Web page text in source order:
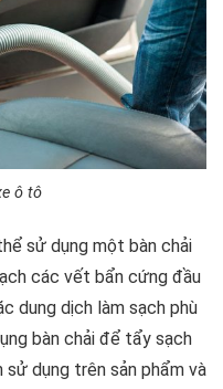
ô tô
sử dụng một bàn chải
các vết bẩn cứng đầu
dung dịch làm sạch phù
bàn chải để tẩy sạch
sử dụng trên sản phẩm và